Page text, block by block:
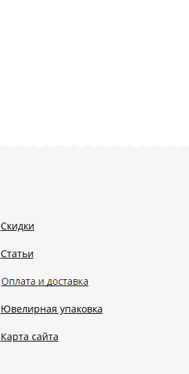
Скидки
Статьи
Ювелирная упаковка
Карта сайта